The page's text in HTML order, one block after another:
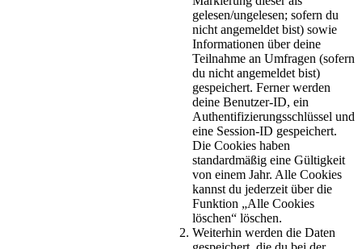
gelesen/ungelesen; sofern du
nicht angemeldet bist) sowie
Informationen über deine
Teilnahme an Umfragen (sofern
du nicht angemeldet bist)
gespeichert. Ferner werden
deine Benutzer-ID, ein
Authentifizierungsschlüssel und
eine Session-ID gespeichert.
Die Cookies haben
standardmäßig eine Gültigkeit
von einem Jahr. Alle Cookies
kannst du jederzeit über die
Funktion „Alle Cookies
löschen“ löschen.
Weiterhin werden die Daten